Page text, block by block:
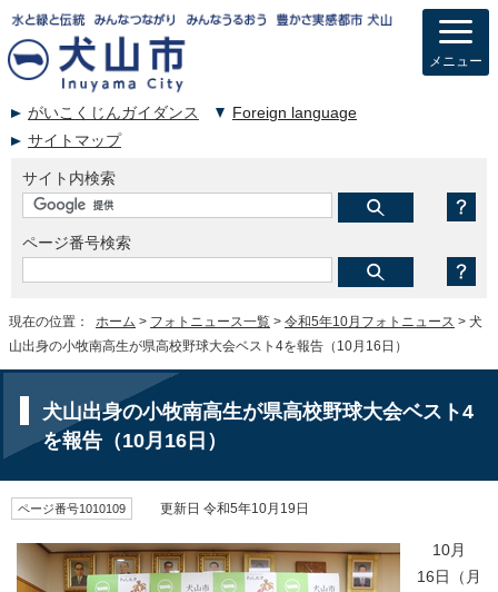
がいこくじんガイダンス
Foreign language
サイトマップ
サイト内検索
ページ番号検索
メニュー
現在の位置： ホーム > フォトニュース一覧 > 令和5年10月フォトニュース > 犬
山出身の小牧南高生が県高校野球大会ベスト4を報告（10月16日）
犬山出身の小牧南高生が県高校野球大会ベスト4
を報告（10月16日）
ページ番号1010109 更新日 令和5年10月19日
10月
16日（月